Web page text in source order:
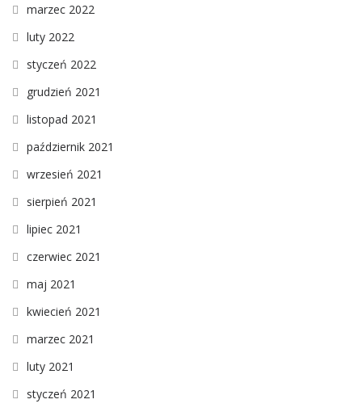
marzec 2022
luty 2022
styczeń 2022
grudzień 2021
listopad 2021
październik 2021
wrzesień 2021
sierpień 2021
lipiec 2021
czerwiec 2021
maj 2021
kwiecień 2021
marzec 2021
luty 2021
styczeń 2021